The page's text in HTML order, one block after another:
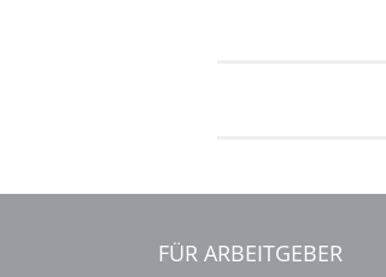
FÜR ARBEITGEBER